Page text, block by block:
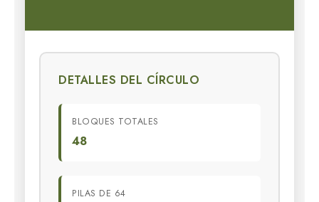
DETALLES DEL CÍRCULO
BLOQUES TOTALES
48
PILAS DE 64